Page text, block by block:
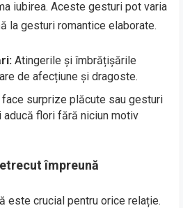
iubirea. Aceste gesturi pot varia
la gesturi romantice elaborate.
Atingerile și îmbrățișările
de afecțiune și dragoste.
surprize plăcute sau gesturi
aducă flori fără niciun motiv
împreună
este crucial pentru orice relație.